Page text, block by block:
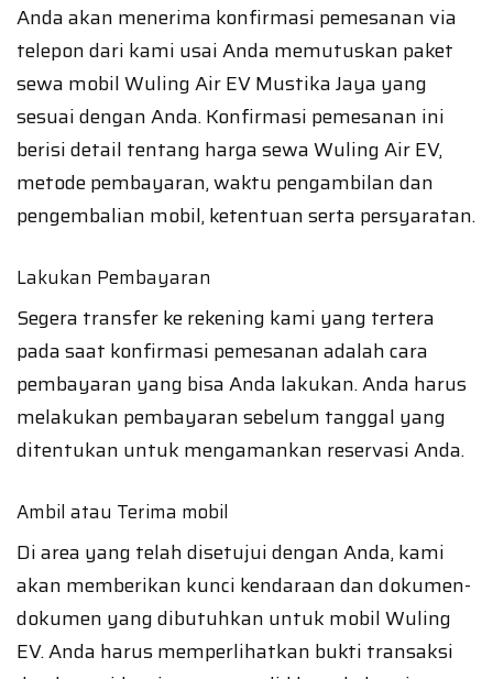
Anda akan menerima konfirmasi pemesanan via
telepon dari kami usai Anda memutuskan paket
sewa mobil Wuling Air EV Mustika Jaya yang
sesuai dengan Anda. Konfirmasi pemesanan ini
berisi detail tentang harga sewa Wuling Air EV,
metode pembayaran, waktu pengambilan dan
pengembalian mobil, ketentuan serta persyaratan.
Lakukan Pembayaran
Segera transfer ke rekening kami yang tertera
pada saat konfirmasi pemesanan adalah cara
pembayaran yang bisa Anda lakukan. Anda harus
melakukan pembayaran sebelum tanggal yang
ditentukan untuk mengamankan reservasi Anda.
Ambil atau Terima mobil
Di area yang telah disetujui dengan Anda, kami
akan memberikan kunci kendaraan dan dokumen-
dokumen yang dibutuhkan untuk mobil Wuling
EV. Anda harus memperlihatkan bukti transaksi